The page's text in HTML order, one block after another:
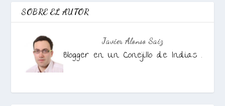
SOBRE EL AUTOR
Javier Alonso Saiz
Blogger en Un Conejillo de Indias .